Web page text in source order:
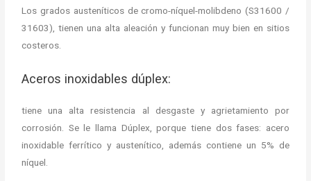
Los grados austeníticos de cromo-níquel-molibdeno (S31600 /
31603), tienen una alta aleación y funcionan muy bien en sitios
costeros.
Aceros inoxidables dúplex:
tiene una alta resistencia al desgaste y agrietamiento por
corrosión. Se le llama Dúplex, porque tiene dos fases: acero
inoxidable ferrítico y austenítico, además contiene un 5% de
níquel.